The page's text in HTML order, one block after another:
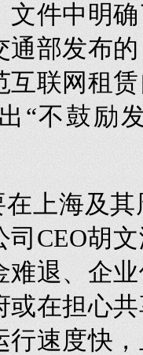
文件中明
通部发布
互联网租
“不鼓励
在上海及
司CEO胡
难退、企
或在担心
行速度快